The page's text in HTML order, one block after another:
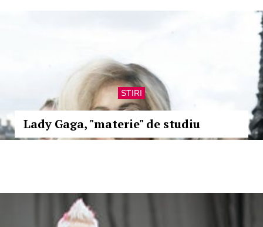
STIRI
Lady Gaga, "materie" de studiu